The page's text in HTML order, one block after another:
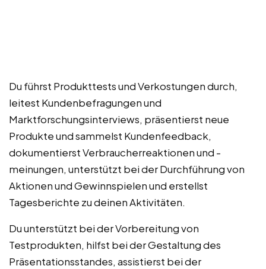
Du führst Produkttests und Verkostungen durch,
leitest Kundenbefragungen und
Marktforschungsinterviews, präsentierst neue
Produkte und sammelst Kundenfeedback,
dokumentierst Verbraucherreaktionen und -
meinungen, unterstützt bei der Durchführung von
Aktionen und Gewinnspielen und erstellst
Tagesberichte zu deinen Aktivitäten.
Du unterstützt bei der Vorbereitung von
Testprodukten, hilfst bei der Gestaltung des
Präsentationsstandes, assistierst bei der